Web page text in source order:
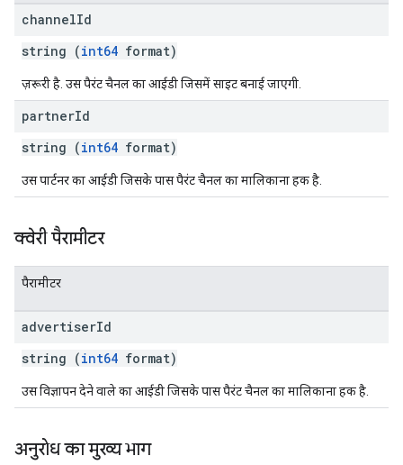
channelId
string (int64 format)
ज़रूरी है. उस पैरंट चैनल का आईडी जिसमें साइट बनाई जाएगी.
partnerId
string (int64 format)
उस पार्टनर का आईडी जिसके पास पैरंट चैनल का मालिकाना हक है.
क्वेरी पैरामीटर
पैरामीटर
advertiserId
string (int64 format)
उस विज्ञापन देने वाले का आईडी जिसके पास पैरंट चैनल का मालिकाना हक है.
अनुरोध का मुख्य भाग